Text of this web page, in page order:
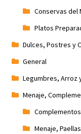
Conservas del
Platos
Dulces, Postres y
General
Legumbres, Arroz
Menaje,
Menaje,